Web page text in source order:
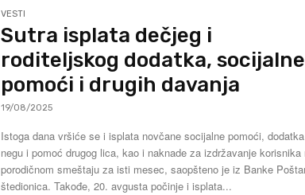
VESTI
Sutra isplata dečjeg i
roditeljskog dodatka, socijalne
pomoći i drugih davanja
19/08/2025
Istoga dana vršiće se i isplata novčane socijalne pomoći,
negu i pomoć drugog lica, kao i naknade za izdržavanje korisnika
porodičnom smeštaju za isti mesec, saopšteno je iz Banke
štedionica. Takođe, 20. avgusta počinje i isplata...